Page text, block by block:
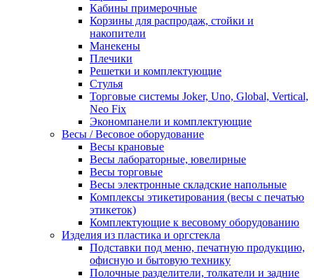
Кабины примерочные
Корзины для распродаж, стойки и
накопители
Манекены
Плечики
Решетки и комплектующие
Стулья
Торговые системы Joker, Uno, Global, Vertical,
Neo Fix
Экономпанели и комплектующие
Весы / Весовое оборудование
Весы крановые
Весы лабораторные, ювелирные
Весы торговые
Весы электронные складские напольные
Комплексы этикетирования (весы с печатью
этикеток)
Комплектующие к весовому оборудованию
Изделия из пластика и оргстекла
Подставки под меню, печатную продукцию,
офисную и бытовую технику
Полочные разделители, толкатели и задние